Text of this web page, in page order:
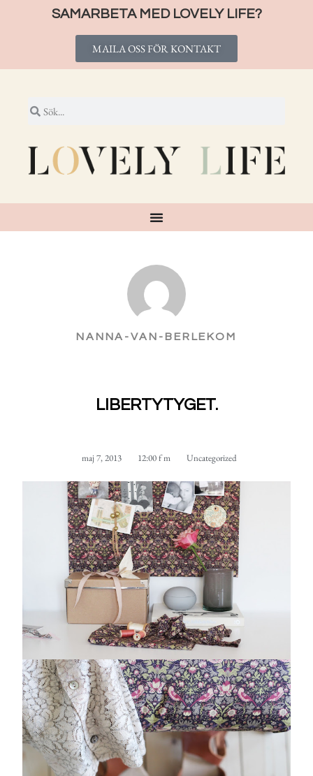
SAMARBETA MED LOVELY LIFE?
MAILA OSS FÖR KONTAKT
NANNA-VAN-BERLEKOM
LIBERTYTYGET.
maj 7, 2013 12:00 f m Uncategorized